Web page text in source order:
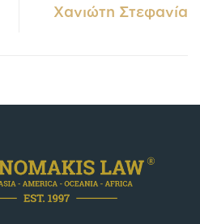
Χανιώτη Στεφανία